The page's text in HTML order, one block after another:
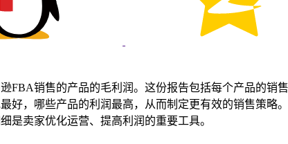
FBA销售的产品的毛利润。这份报告包括每个产品的销
好，哪些产品的利润最高，从而制定更有效的销售策略
是卖家优化运营、提高利润的重要工具。